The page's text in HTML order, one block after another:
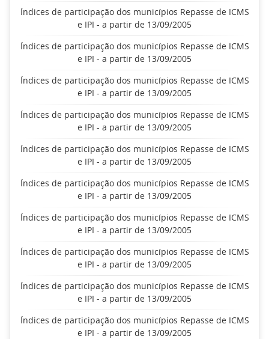
Índices de participação dos municípios Repasse de ICMS
e IPI - a partir de 13/09/2005
Índices de participação dos municípios Repasse de ICMS
e IPI - a partir de 13/09/2005
Índices de participação dos municípios Repasse de ICMS
e IPI - a partir de 13/09/2005
Índices de participação dos municípios Repasse de ICMS
e IPI - a partir de 13/09/2005
Índices de participação dos municípios Repasse de ICMS
e IPI - a partir de 13/09/2005
Índices de participação dos municípios Repasse de ICMS
e IPI - a partir de 13/09/2005
Índices de participação dos municípios Repasse de ICMS
e IPI - a partir de 13/09/2005
Índices de participação dos municípios Repasse de ICMS
e IPI - a partir de 13/09/2005
Índices de participação dos municípios Repasse de ICMS
e IPI - a partir de 13/09/2005
Índices de participação dos municípios Repasse de ICMS
e IPI - a partir de 13/09/2005